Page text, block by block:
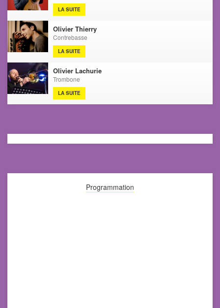
LA SUITE
Olivier Thierry
Contrebasse
LA SUITE
Olivier Lachurie
Trombone
LA SUITE
Programmation